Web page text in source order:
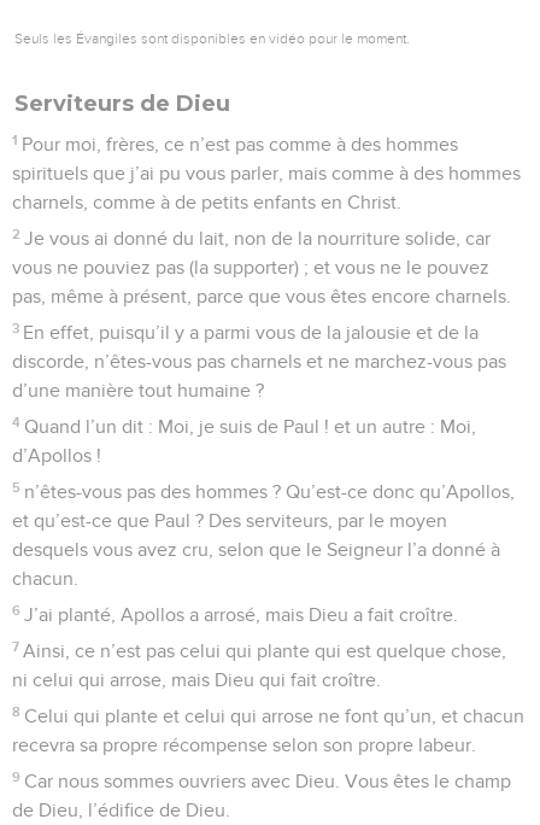
Seuls les Évangiles sont disponibles en vidéo pour le moment.
Serviteurs de Dieu
1 Pour moi, frères, ce n’est pas comme à des hommes
spirituels que j’ai pu vous parler, mais comme à des hommes
charnels, comme à de petits enfants en Christ.
2 Je vous ai donné du lait, non de la nourriture solide, car
vous ne pouviez pas (la supporter) ; et vous ne le pouvez
pas, même à présent, parce que vous êtes encore charnels.
3 En effet, puisqu’il y a parmi vous de la jalousie et de la
discorde, n’êtes-vous pas charnels et ne marchez-vous pas
d’une manière tout humaine ?
4 Quand l’un dit : Moi, je suis de Paul ! et un autre : Moi,
d’Apollos !
5 n’êtes-vous pas des hommes ? Qu’est-ce donc qu’Apollos,
et qu’est-ce que Paul ? Des serviteurs, par le moyen
desquels vous avez cru, selon que le Seigneur l’a donné à
chacun.
6 J’ai planté, Apollos a arrosé, mais Dieu a fait croître.
7 Ainsi, ce n’est pas celui qui plante qui est quelque chose,
ni celui qui arrose, mais Dieu qui fait croître.
8 Celui qui plante et celui qui arrose ne font qu’un, et chacun
recevra sa propre récompense selon son propre labeur.
9 Car nous sommes ouvriers avec Dieu. Vous êtes le champ
de Dieu, l’édifice de Dieu.